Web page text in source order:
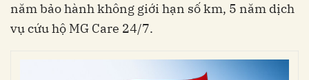
năm bảo hành không giới hạn số km, 5 năm dịch
vụ cứu hộ MG Care 24/7.